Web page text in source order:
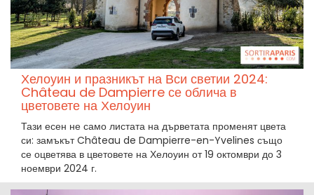
Хелоуин и празникът на Вси светии 2024:
Château de Dampierre се облича в
цветовете на Хелоуин
Тази есен не само листата на дърветата променят цвета
си: замъкът Château de Dampierre-en-Yvelines също
се оцветява в цветовете на Хелоуин от 19 октомври до 3
ноември 2024 г.